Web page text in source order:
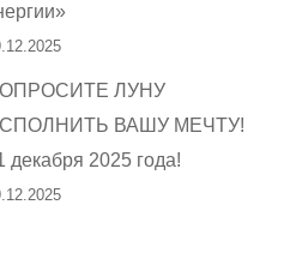
ЛУНУ
ВАШУ МЕЧТУ!
декабря 2025 года!